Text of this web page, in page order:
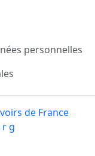
personnelles
de France
r g